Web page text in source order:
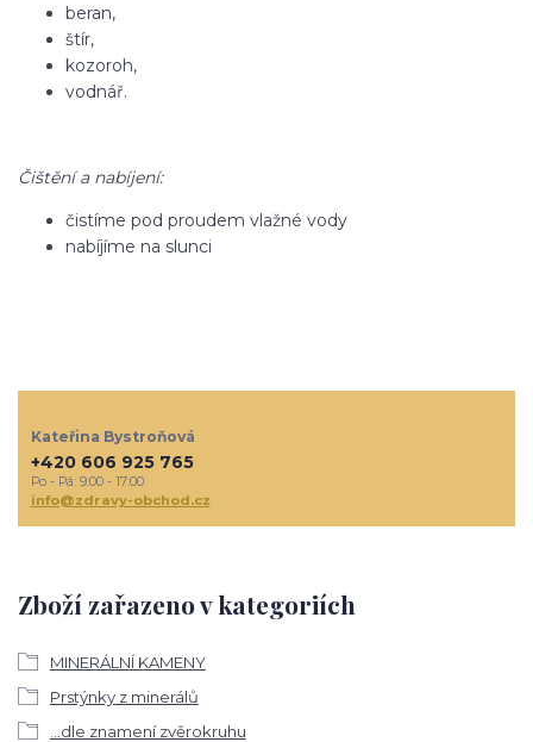
beran,
štír,
kozoroh,
vodnář.
Čištění a nabíjení:
čistíme pod proudem vlažné vody
nabíjíme na slunci
Zboží zařazeno v kategoriích
MINERÁLNÍ KAMENY
Prstýnky z minerálů
...dle znamení zvěrokruhu
Kateřina Bystroňová
+420 606 925 765
Po - Pá: 9:00 - 17:00
info@zdravy-obchod.cz